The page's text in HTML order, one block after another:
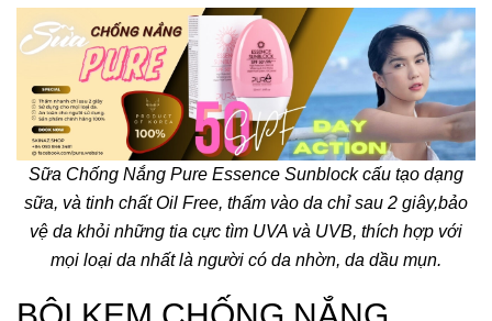
Sữa Chống Nắng Pure Essence Sunblock cấu tạo dạng
sữa, và tinh chất Oil Free, thấm vào da chỉ sau 2 giây,bảo
vệ da khỏi những tia cực tìm UVA và UVB, thích hợp với
mọi loại da nhất là người có da nhờn, da dầu mụn.